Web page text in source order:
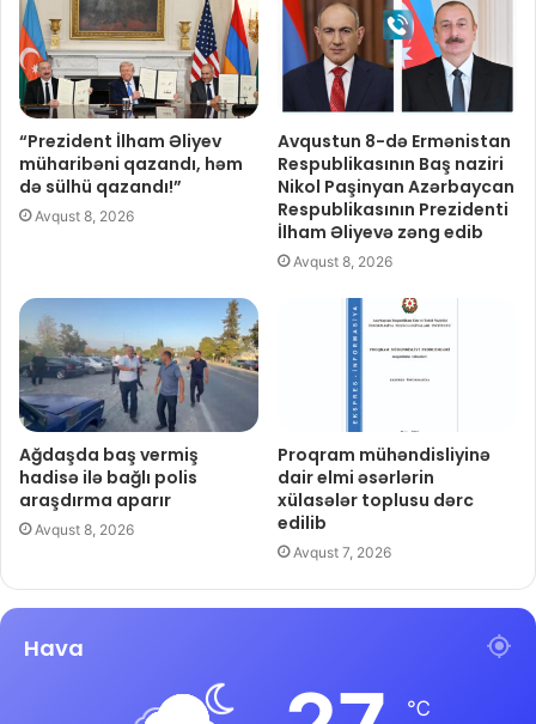
“Prezident İlham Əliyev
müharibəni qazandı, həm
də sülhü qazandı!”
Avqust 8, 2026
Avqustun 8-də Ermənistan
Respublikasının Baş naziri
Nikol Paşinyan Azərbaycan
Respublikasının Prezidenti
İlham Əliyevə zəng edib
Avqust 8, 2026
Ağdaşda baş vermiş
hadisə ilə bağlı polis
araşdırma aparır
Avqust 8, 2026
Proqram mühəndisliyinə
dair elmi əsərlərin
xülasələr toplusu dərc
edilib
Avqust 7, 2026
Hava
℃